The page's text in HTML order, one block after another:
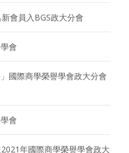
會員入BGS政大分會
會
國際商學榮譽學會政大分會
會
年國際商學榮譽學會政大